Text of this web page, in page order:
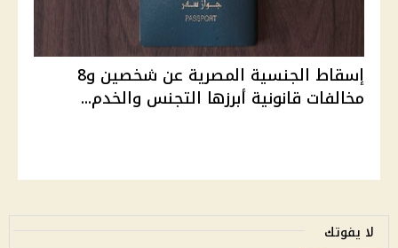
إسقاط الجنسية المصرية عن شخصين و8
مخالفات قانونية أبرزها التجنس والخدم...
لا يفوتك